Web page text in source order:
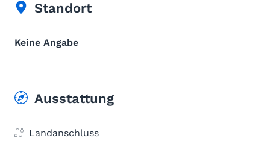
Standort
Keine Angabe
Ausstattung
Landanschluss